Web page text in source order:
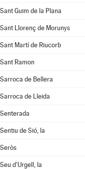
Sant Guim de la Plana
Sant Llorenç de Morunys
Sant Martí de Riucorb
Sant Ramon
Sarroca de Bellera
Sarroca de Lleida
Senterada
Sentiu de Sió, la
Seròs
Seu d'Urgell, la